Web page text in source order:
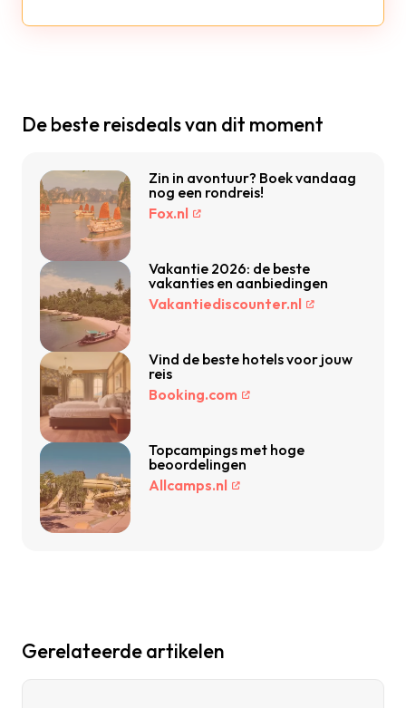
De beste reisdeals van dit moment
Zin in avontuur? Boek vandaag
nog een rondreis!
Fox.nl
Vakantie 2026: de beste
vakanties en aanbiedingen
Vakantiediscounter.nl
Vind de beste hotels voor jouw
reis
Booking.com
Topcampings met hoge
beoordelingen
Allcamps.nl
Gerelateerde artikelen